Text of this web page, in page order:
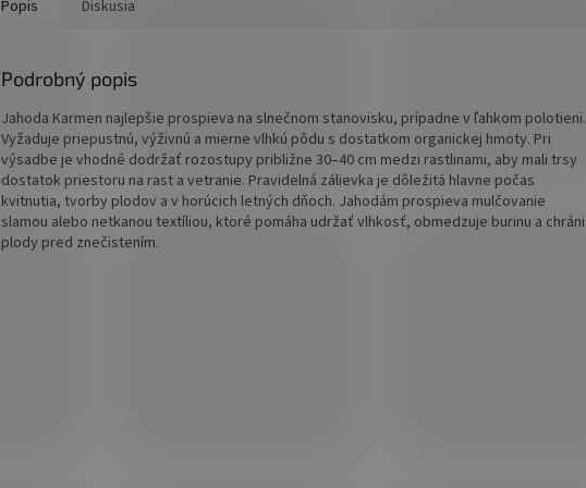
Popis Diskusia
Podrobný popis
Jahoda Karmen najlepšie prospieva na slnečnom stanovisku, prípadne v ľahkom polotieni.
Vyžaduje priepustnú, výživnú a mierne vlhkú pôdu s dostatkom organickej hmoty. Pri
výsadbe je vhodné dodržať rozostupy približne 30–40 cm medzi rastlinami, aby mali trsy
dostatok priestoru na rast a vetranie. Pravidelná zálievka je dôležitá hlavne počas
kvitnutia, tvorby plodov a v horúcich letných dňoch. Jahodám prospieva mulčovanie
slamou alebo netkanou textíliou, ktoré pomáha udržať vlhkosť, obmedzuje burinu a chráni
plody pred znečistením.